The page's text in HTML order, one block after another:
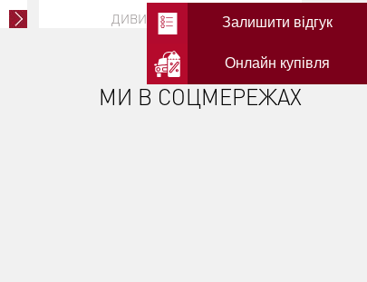
ДИВИТИСЬ ВСІ АКСЕСУАРИ
МИ В СОЦМЕРЕЖАХ
Залишити відгук
Онлайн купівля